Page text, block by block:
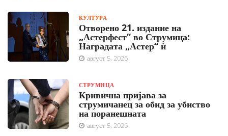
КУЛТУРА
Отворено 21. издание на
„Астерфест“ во Струмица:
Наградата „Астер“ ѝ
август 5, 2026
СТРУМИЦА
Кривична пријава за
струмичанец за обид за убиство
на поранешната
август 5, 2026